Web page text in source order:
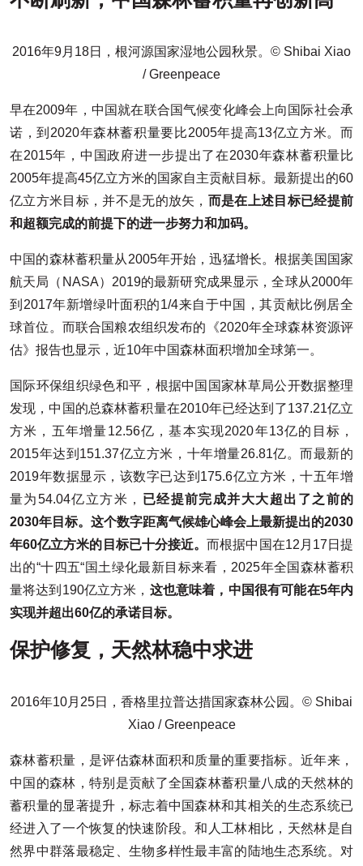
2016年9月18日，根河源国家湿地公园秋景。© Shibai Xiao
/ Greenpeace
早在2009年，中国就在联合国气候变化峰会上向国际社会承
诺，到2020年森林蓄积量要比2005年提高13亿立方米。而
在2015年，中国政府进一步提出了在2030年森林蓄积量比
2005年提高45亿立方米的国家自主贡献目标。最新提出的60
亿立方米目标，并不是无的放矢， 而是在上述目标已经提前
和超额完成的前提下的进一步努力和加码。
中国的森林蓄积量从2005年开始，迅猛增长。根据美国国家
航天局（NASA）2019的最新研究成果显示，全球从2000年
到2017年新增绿叶面积的1/4来自于中国，其贡献比例居全
球首位。而联合国粮农组织发布的《2020年全球森林资源评
估》报告也显示，近10年中国森林面积增加全球第一。
国际环保组织绿色和平，根据中国国家林草局公开数据整理
发现，中国的总森林蓄积量在2010年已经达到了137.21亿立
方米，五年增量12.56亿，基本实现2020年13亿的目标，
2015年达到151.37亿立方米，十年增量26.81亿。而最新的
2019年数据显示，该数字已达到175.6亿立方米，十五年增
量为54.04亿立方米， 已经提前完成并大大超出了之前的
2030年目标。这个数字距离气候雄心峰会上最新提出的2030
年60亿立方米的目标已十分接近。而根据中国在12月17日提
出的“十四五“国土绿化最新目标来看，2025年全国森林蓄积
量将达到190亿立方米， 这也意味着，中国很有可能在5年内
实现并超出60亿的承诺目标。
保护修复，天然林稳中求进
2016年10月25日，香格里拉普达措国家森林公园。© Shibai
Xiao / Greenpeace
森林蓄积量，是评估森林面积和质量的重要指标。近年来，
中国的森林，特别是贡献了全国森林蓄积量八成的天然林的
蓄积量的显著提升，标志着中国森林和其相关的生态系统已
经进入了一个恢复的快速阶段。和人工林相比，天然林是自
然界中群落最稳定、生物多样性最丰富的陆地生态系统。对